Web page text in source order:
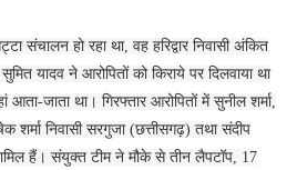
हो रहा था, वह हरिद्वार निवासी अंकित
यादव ने आरोपितों को किराये पर दिलवाया था
जाता था। गिरफ्तार आरोपितों में सुनील शर्मा,
शर्मा निवासी सरगुजा (छत्तीसगढ़) तथा संदीप
हैं। संयुक्त टीम ने मौके से तीन लैपटॉप, 17